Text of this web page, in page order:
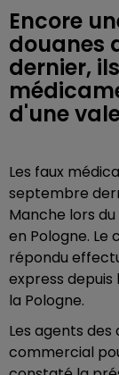
Encore
douanes
dernier,
d'une
Les faux
septembre
Manche lors
en Pologne. Le
répondu
express
la Pologne.
Les agents
commercial